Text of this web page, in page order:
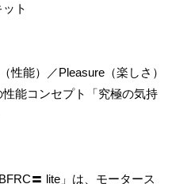
ト
性能）／Pleasure（楽しさ）
能コンセプト「究極の気持
〓 lite」は、モータース